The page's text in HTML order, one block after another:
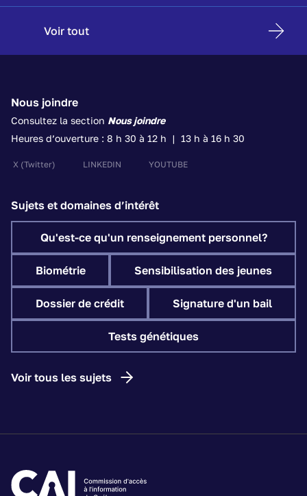
Voir tout
Nous joindre
Consultez la section Nous joindre
Heures d’ouverture : 8 h 30 à 12 h | 13 h à 16 h 30
X (Twitter) LINKEDIN YOUTUBE
Sujets et domaines d’intérêt
Qu'est-ce qu'un renseignement personnel?
Biométrie Sensibilisation des jeunes
Dossier de crédit Signature d'un bail
Tests génétiques
Voir tous les sujets